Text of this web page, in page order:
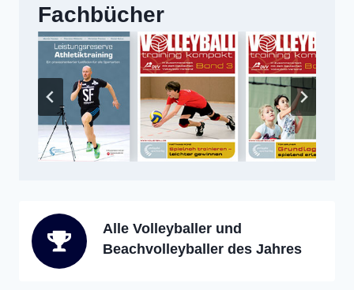
Fachbücher
Alle Volleyballer und
Beachvolleyballer des Jahres